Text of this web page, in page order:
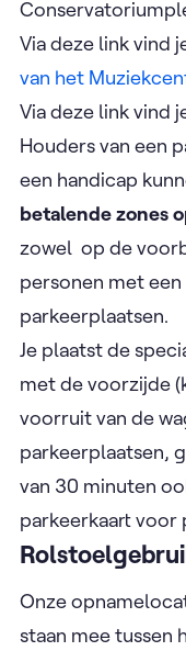
Via deze link vind
van het
Via deze link vind
Houders van een
een handicap
betalende zones
zowel op de
personen met
parkeerplaatsen.
Je plaatst de
met de voorzijde
voorruit van de
parkeerplaatsen,
van 30 minuten
parkeerkaart voor
Onze
staan mee tussen